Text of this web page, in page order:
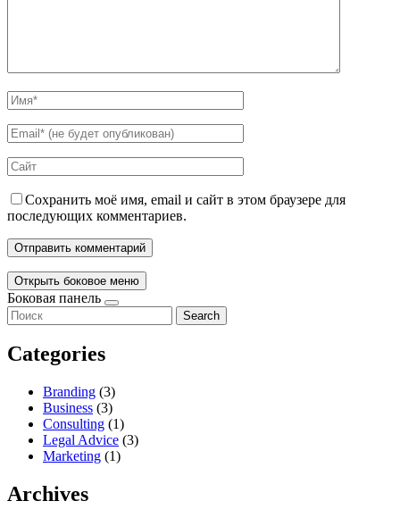
Сохранить моё имя, email и сайт в этом браузере для
последующих комментариев.
Открыть боковое меню
Боковая панель
Search
Categories
Branding (3)
Business (3)
Consulting (1)
Legal Advice (3)
Marketing (1)
Archives